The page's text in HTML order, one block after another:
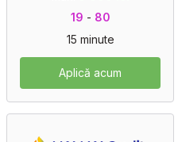
19 - 80
15 minute
Aplică acum